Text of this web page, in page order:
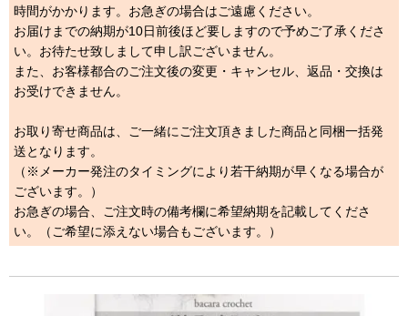
時間がかかります。お急ぎの場合はご遠慮ください。
お届けまでの納期が10日前後ほど要しますので予めご了承くださ
い。お待たせ致しまして申し訳ございません。
また、お客様都合のご注文後の変更・キャンセル、返品・交換は
お受けできません。
お取り寄せ商品は、ご一緒にご注文頂きました商品と同梱一括発
送となります。
（※メーカー発注のタイミングにより若干納期が早くなる場合が
ございます。）
お急ぎの場合、ご注文時の備考欄に希望納期を記載してくださ
い。（ご希望に添えない場合もございます。）